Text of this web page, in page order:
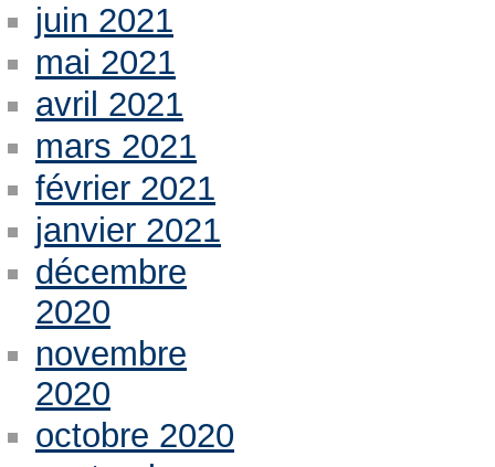
juin 2021
mai 2021
avril 2021
mars 2021
février 2021
janvier 2021
décembre
2020
novembre
2020
octobre 2020